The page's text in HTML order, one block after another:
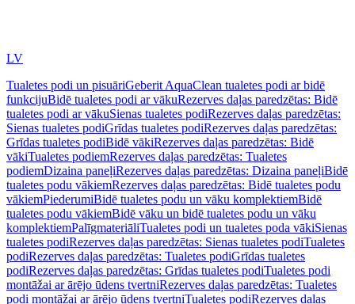
LV
Tualetes podi un pisuāriGeberit AquaClean tualetes podi ar bidē
funkcijuBidē tualetes podi ar vākuRezerves daļas paredzētas: Bidē
tualetes podi ar vākuSienas tualetes podiRezerves daļas paredzētas:
Sienas tualetes podiGrīdas tualetes podiRezerves daļas paredzētas:
Grīdas tualetes podiBidē vākiRezerves daļas paredzētas: Bidē
vākiTualetes podiemRezerves daļas paredzētas: Tualetes
podiemDizaina paneļiRezerves daļas paredzētas: Dizaina paneļiBidē
tualetes podu vākiemRezerves daļas paredzētas: Bidē tualetes podu
vākiemPiederumiBidē tualetes podu un vāku komplektiemBidē
tualetes podu vākiemBidē vāku un bidē tualetes podu un vāku
komplektiemPalīgmateriāliTualetes podi un tualetes poda vākiSienas
tualetes podiRezerves daļas paredzētas: Sienas tualetes podiTualetes
podiRezerves daļas paredzētas: Tualetes podiGrīdas tualetes
podiRezerves daļas paredzētas: Grīdas tualetes podiTualetes podi
montāžai ar ārējo ūdens tvertniRezerves daļas paredzētas: Tualetes
podi montāžai ar ārējo ūdens tvertniTualetes podiRezerves daļas